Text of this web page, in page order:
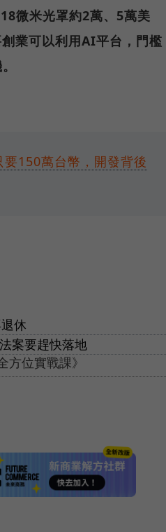
微米光罩約2萬、5萬美
業可以利用AI平台，門檻
150萬台幣，開發背後
休
案要趕快落地
位實戰課》